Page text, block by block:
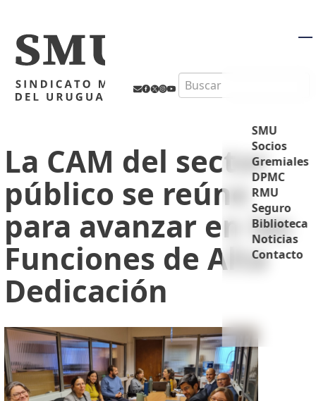
Search
SMU
Socios
Gremiales
DPMC
RMU
Seguro
Biblioteca
Noticias
Contacto
La CAM del sector
público se reúne
para avanzar en las
Funciones de Alta
Dedicación